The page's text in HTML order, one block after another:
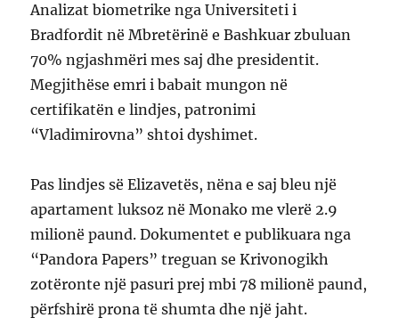
Analizat biometrike nga Universiteti i
Bradfordit në Mbretërinë e Bashkuar zbuluan
70% ngjashmëri mes saj dhe presidentit.
Megjithëse emri i babait mungon në
certifikatën e lindjes, patronimi
“Vladimirovna” shtoi dyshimet.
Pas lindjes së Elizavetës, nëna e saj bleu një
apartament luksoz në Monako me vlerë 2.9
milionë paund. Dokumentet e publikuara nga
“Pandora Papers” treguan se Krivonogikh
zotëronte një pasuri prej mbi 78 milionë paund,
përfshirë prona të shumta dhe një jaht.